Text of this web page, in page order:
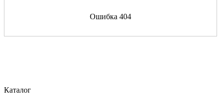
Ошибка 404
Каталог